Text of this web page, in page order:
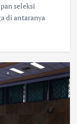
seleksi
di antaranya